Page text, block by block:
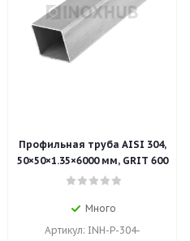
Профильная труба AISI 304,
50×50×1.35×6000 мм, GRIT 600
Много
Артикул: INH-P-304-